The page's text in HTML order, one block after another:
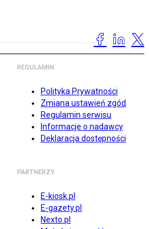
REGULAMIN
Polityka Prywatności
Zmiana ustawień zgód
Regulamin serwisu
Informacje o nadawcy
Deklaracja dostępności
PARTNERZY
E-kiosk.pl
E-gazety.pl
Nexto.pl